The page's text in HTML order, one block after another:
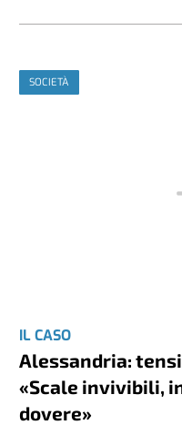
SOCIETÀ
IL CASO
Alessandria:
«Scale invivibili,
dovere»